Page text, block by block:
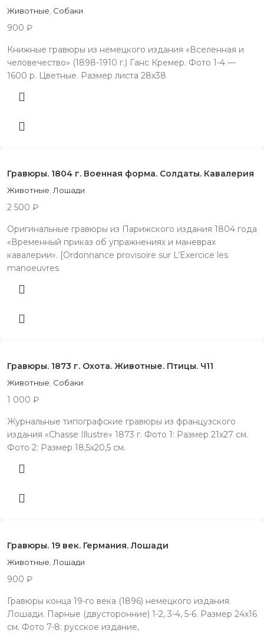
Животные Собаки
900 ₽
Книжные гравюры из немецкого издания «Вселенная и
человечество» (1898-1910 г.) Ганс Кремер. Фото 1-4 —
1600 р. Цветные. Размер листа 28х38
Гравюры. 1804 г. Военная форма. Солдаты. Кавалерия
Животные Лошади
2 500 ₽
Оригинальные гравюры из Парижского издания 1804 года
«Временный приказ об упражнениях и маневрах
кавалерии». [Ordonnance provisoire sur L’Exercice les
manoeuvres
Гравюры. 1873 г. Охота. Животные. Птицы. Ч11
Животные Собаки
1 000 ₽
Журнальные типографские гравюры из французского
издания «Chasse Illustre» 1873 г. Фото 1: Размер 21х27 см.
Фото 2: Размер 18,5х20,5 см.
Гравюры. 19 век. Германия. Лошади
Животные Лошади
900 ₽
Гравюры конца 19-го века (1896) немецкого издания.
Лошади. Парные (двусторонние) 1-2, 3-4, 5-6. Размер 24х16
см. Фото 7-8: русское издание,